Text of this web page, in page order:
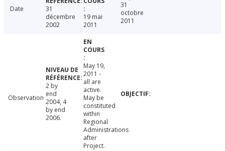
Date
31
décembre
2002
19 mai
2011
31
octobre
2011
Observation
2 by
end
2004, 4
by end
2006.
May 19,
2011 -
all are
active.
May be
constituted
within
Regional
Administrations
after
Project.